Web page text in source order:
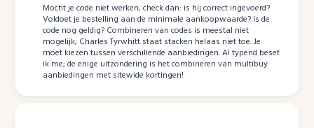
Mocht je code niet werken, check dan: is hij correct ingevoerd?
Voldoet je bestelling aan de minimale aankoopwaarde? Is de
code nog geldig? Combineren van codes is meestal niet
mogelijk; Charles Tyrwhitt staat stacken helaas niet toe. Je
moet kiezen tussen verschillende aanbiedingen. Al typend besef
ik me; de enige uitzondering is het combineren van multibuy
aanbiedingen met sitewide kortingen!